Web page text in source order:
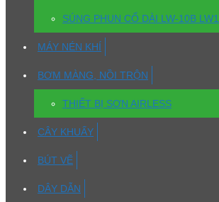
SÚNG PHUN CỔ DÀI LW-10B LW1
MÁY NÉN KHÍ
BƠM MÀNG, NỒI TRỘN
THIẾT BỊ SƠN AIRLESS
CÂY KHUẤY
BÚT VẼ
DÂY DẪN